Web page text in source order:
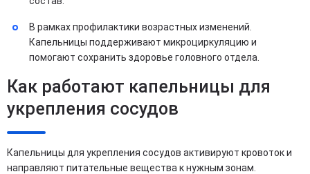
В рамках профилактики возрастных изменений.
Капельницы поддерживают микроциркуляцию и
помогают сохранить здоровье головного отдела.
Как работают капельницы для
укрепления сосудов
Капельницы для укрепления сосудов активируют кровоток и
направляют питательные вещества к нужным зонам.